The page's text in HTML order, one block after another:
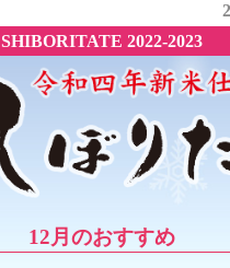
SHIBORITATE 2022-2023
12月のおすすめ